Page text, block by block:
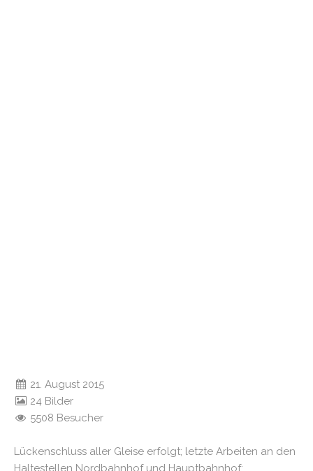
21. August 2015
24 Bilder
5508 Besucher
Lückenschluss aller Gleise erfolgt; letzte Arbeiten an den
Haltestellen Nordbahnhof und Hauptbahnhof;